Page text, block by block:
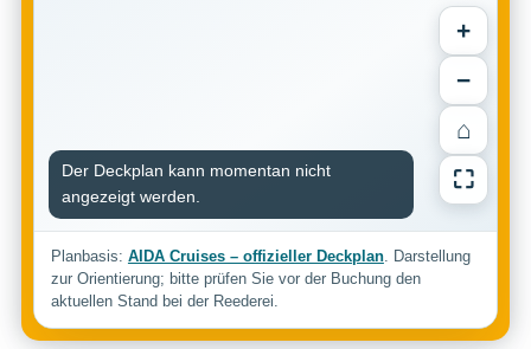
+
−
⌂
⛶
Der Deckplan kann momentan nicht
angezeigt werden.
Planbasis: AIDA Cruises – offizieller Deckplan. Darstellung
zur Orientierung; bitte prüfen Sie vor der Buchung den
aktuellen Stand bei der Reederei.